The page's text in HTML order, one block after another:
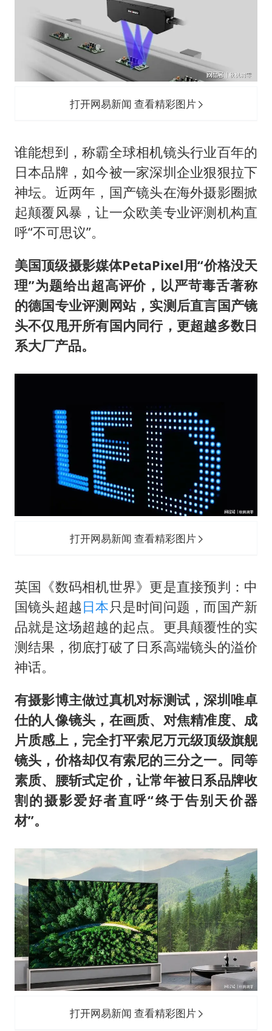
打开网易新闻 查看精彩图片
谁能想到，称霸全球相机镜头行业百年的
日本品牌，如今被一家深圳企业狠狠拉下
神坛。近两年，国产镜头在海外摄影圈掀
起颠覆风暴，让一众欧美专业评测机构直
呼“不可思议”。
美国顶级摄影媒体PetaPixel用“价格没天
理”为题给出超高评价，以严苛毒舌著称
的德国专业评测网站，实测后直言国产镜
头不仅甩开所有国内同行，更超越多数日
系大厂产品。
打开网易新闻 查看精彩图片
英国《数码相机世界》更是直接预判：中
国镜头超越日本只是时间问题，而国产新
品就是这场超越的起点。更具颠覆性的实
测结果，彻底打破了日系高端镜头的溢价
神话。
有摄影博主做过真机对标测试，深圳唯卓
仕的人像镜头，在画质、对焦精准度、成
片质感上，完全打平索尼万元级顶级旗舰
镜头，价格却仅有索尼的三分之一。同等
素质、腰斩式定价，让常年被日系品牌收
割的摄影爱好者直呼“终于告别天价器
材”。
打开网易新闻 查看精彩图片